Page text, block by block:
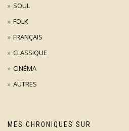
SOUL
FOLK
FRANÇAIS
CLASSIQUE
CINÉMA
AUTRES
MES CHRONIQUES SUR